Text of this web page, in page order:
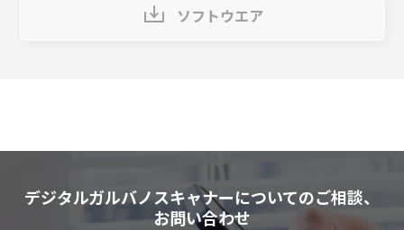
ソフトウエア
デジタルガルバノスキャナーについてのご相談、
お問い合わせ